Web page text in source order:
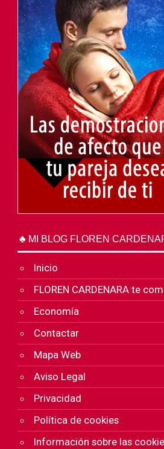
♣ MI BLOG FLOREN
Inicio
FLOREN CARDENARA te
Economía
Contactar
Mapa Web
Aviso Legal
Privacidad
Política de cookies
Información sobre las